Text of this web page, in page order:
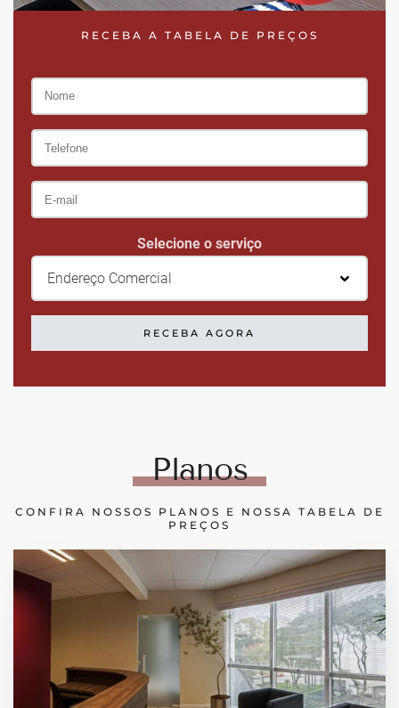
RECEBA A TABELA DE PREÇOS
Selecione o serviço
Endereço Comercial
RECEBA AGORA
Planos
CONFIRA NOSSOS PLANOS E NOSSA TABELA DE
PREÇOS